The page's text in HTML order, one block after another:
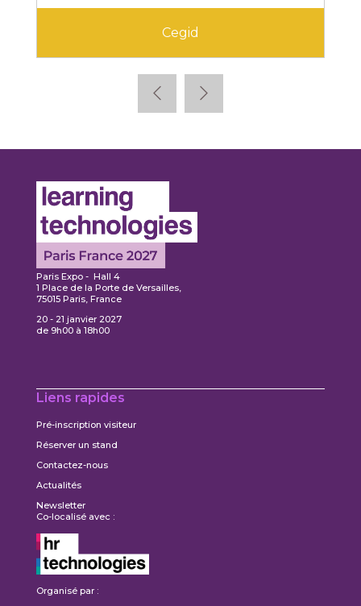
Cegid
Paris Expo - Hall 4
1 Place de la Porte de Versailles,
75015 Paris, France
20 - 21 janvier 2027
de 9h00 à 18h00
Liens rapides
Pré-inscription visiteur
Réserver un stand
Contactez-nous
Actualités
Newsletter
Co-localisé avec :
Organisé par :